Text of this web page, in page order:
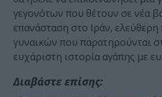
γεγονότων που θέτουν σε νέα
επανάσταση στο Ιράν,
γυναικών που παρατηρούνται
ευχάριστη ιστορία αγάπης με
Διαβάστε επίσης: